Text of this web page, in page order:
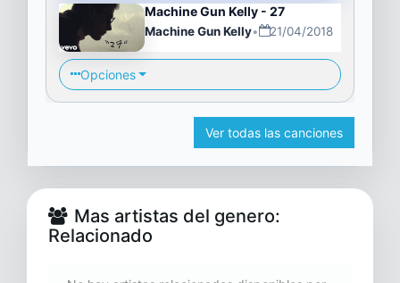
Machine Gun Kelly - 27
Machine Gun Kelly• 21/04/2018
Opciones
Ver todas las canciones
Mas artistas del genero:
Relacionado